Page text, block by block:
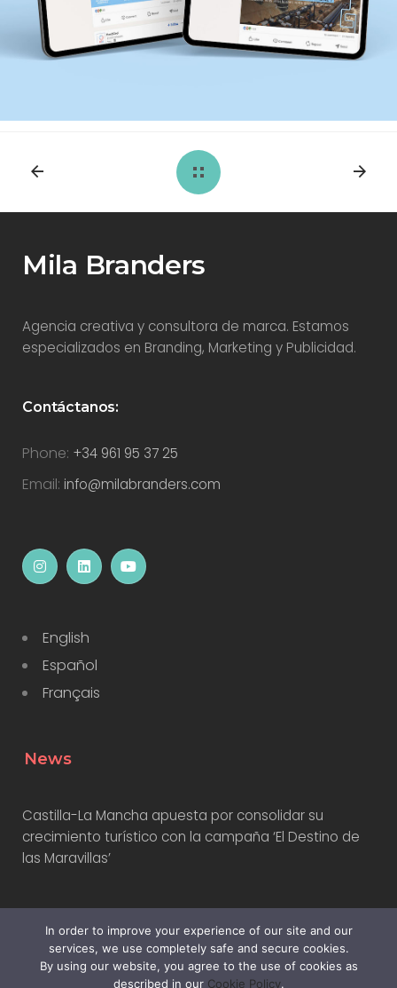
Mila Branders
Agencia creativa y consultora de marca. Estamos
especializados en Branding, Marketing y Publicidad.
Contáctanos:
Phone: +34 961 95 37 25
Email: info@milabranders.com
English
Español
Français
News
Castilla-La Mancha apuesta por consolidar su
crecimiento turístico con la campaña ‘El Destino de
las Maravillas’
internacional con influencers
In order to improve your experience of our site and our
services, we use completely safe and secure cookies.
By using our website, you agree to the use of cookies as
described in our Cookie Policy.